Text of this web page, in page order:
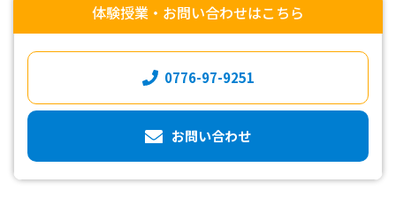
体験授業・お問い合わせはこちら
0776-97-9251
お問い合わせ